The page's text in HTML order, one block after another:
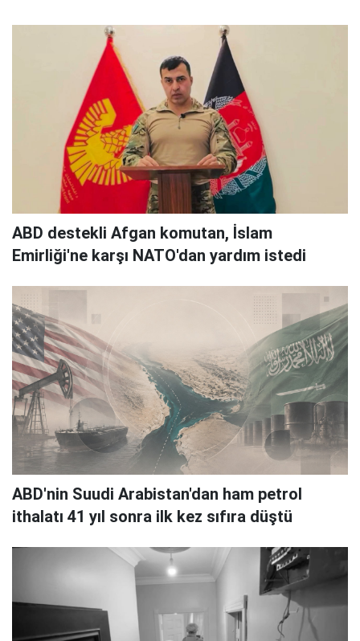
ABD destekli Afgan komutan, İslam
Emirliği'ne karşı NATO'dan yardım istedi
ABD'nin Suudi Arabistan'dan ham petrol
ithalatı 41 yıl sonra ilk kez sıfıra düştü